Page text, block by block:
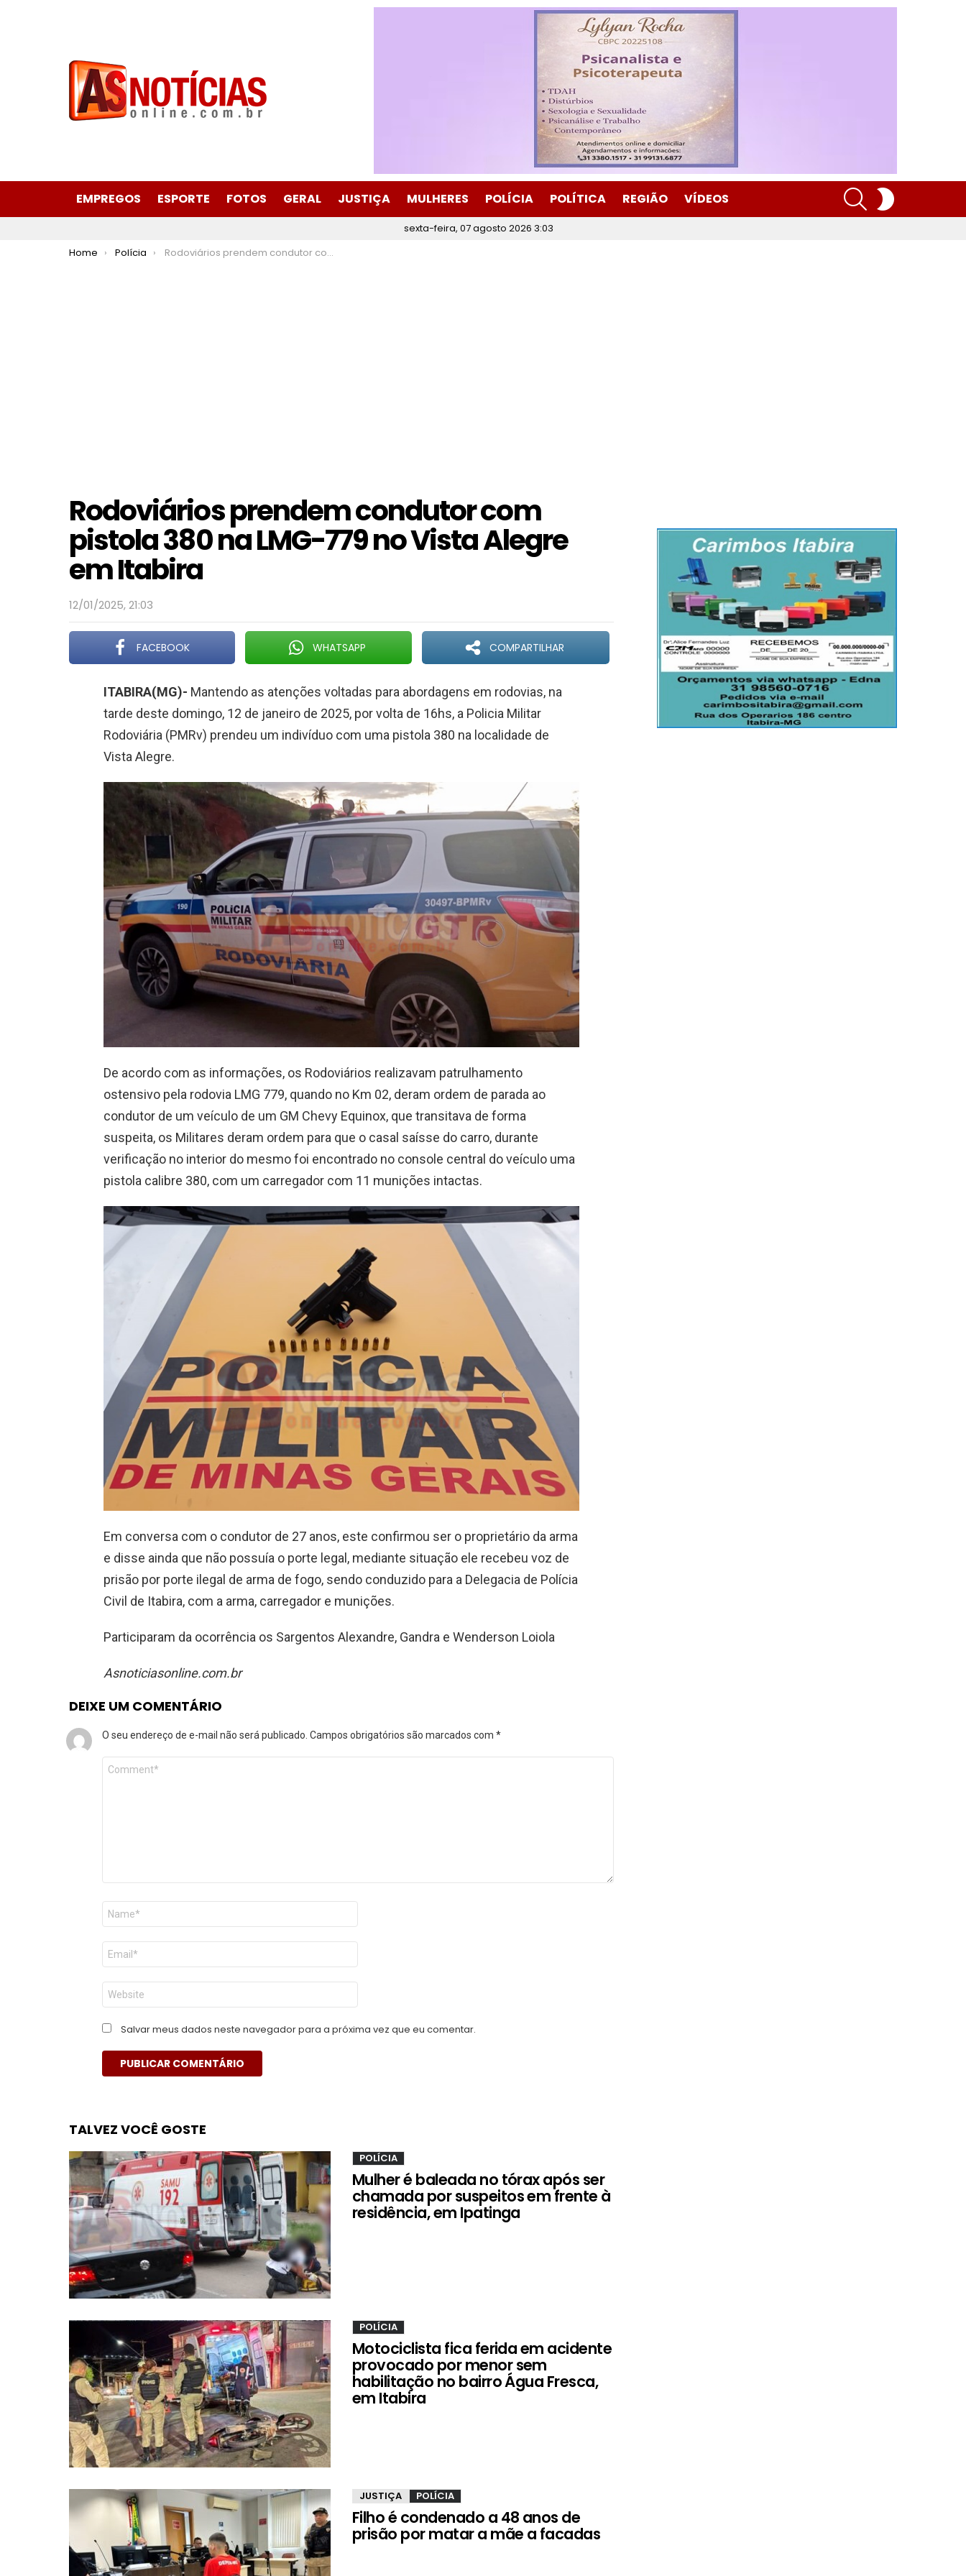
EMPREGOS ESPORTE FOTOS GERAL JUSTIÇA MULHERES POLÍCIA POLÍTICA REGIÃO VÍDEOS
SEARCH
sexta-feira, 07 agosto 2026 3:03
You are here:
Home Polícia Rodoviários prendem condutor com pistola 380 na LMG-779 no Vista Alegre em Itabira
Rodoviários prendem condutor com
pistola 380 na LMG-779 no Vista Alegre
em Itabira
12/01/2025, 21:03
FACEBOOK WHATSAPP COMPARTILHAR
ITABIRA(MG)- Mantendo as atenções voltadas para abordagens em rodovias, na
tarde deste domingo, 12 de janeiro de 2025, por volta de 16hs, a Policia Militar
Rodoviária (PMRv) prendeu um indivíduo com uma pistola 380 na localidade de
Vista Alegre.
De acordo com as informações, os Rodoviários realizavam patrulhamento
ostensivo pela rodovia LMG 779, quando no Km 02, deram ordem de parada ao
condutor de um veículo de um GM Chevy Equinox, que transitava de forma
suspeita, os Militares deram ordem para que o casal saísse do carro, durante
verificação no interior do mesmo foi encontrado no console central do veículo uma
pistola calibre 380, com um carregador com 11 munições intactas.
Em conversa com o condutor de 27 anos, este confirmou ser o proprietário da arma
e disse ainda que não possuía o porte legal, mediante situação ele recebeu voz de
prisão por porte ilegal de arma de fogo, sendo conduzido para a Delegacia de Polícia
Civil de Itabira, com a arma, carregador e munições.
Participaram da ocorrência os Sargentos Alexandre, Gandra e Wenderson Loiola
Asnoticiasonline.com.br
DEIXE UM COMENTÁRIO
O seu endereço de e-mail não será publicado. Campos obrigatórios são marcados com *
Comentário
Nome
E-
mail
*
Site
Salvar meus dados neste navegador para a próxima vez que eu comentar.
TALVEZ VOCÊ GOSTE
POLÍCIA
Mulher é baleada no tórax após ser
chamada por suspeitos em frente à
residência, em Ipatinga
POLÍCIA
Motociclista fica ferida em acidente
provocado por menor sem
habilitação no bairro Água Fresca,
em Itabira
JUSTIÇA POLÍCIA
Filho é condenado a 48 anos de
prisão por matar a mãe a facadas